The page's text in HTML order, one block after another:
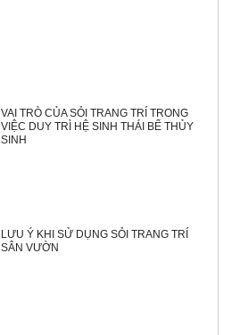
VAI TRÒ CỦA SỎI TRANG TRÍ TRONG
VIỆC DUY TRÌ HỆ SINH THÁI BỂ THỦY
SINH
LƯU Ý KHI SỬ DỤNG SỎI TRANG TRÍ
SÂN VƯỜN